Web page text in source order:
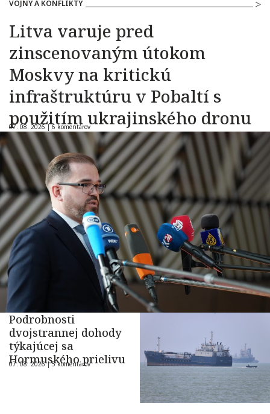
VOJNY A KONFLIKTY
Litva varuje pred
zinscenovaným útokom
Moskvy na kritickú
infraštruktúru v Pobaltí s
použitím ukrajinského dronu
07. 08. 2026 |6 komentárov
Podrobnosti
dvojstrannej dohody
týkajúcej sa
Hormuského prielivu
07. 08. 2026 |5 komentárov